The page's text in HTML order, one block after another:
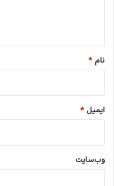
نام*
ایمیل*
وب‌سایت